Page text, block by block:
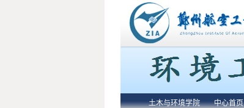
土木与环境学院 中心首页